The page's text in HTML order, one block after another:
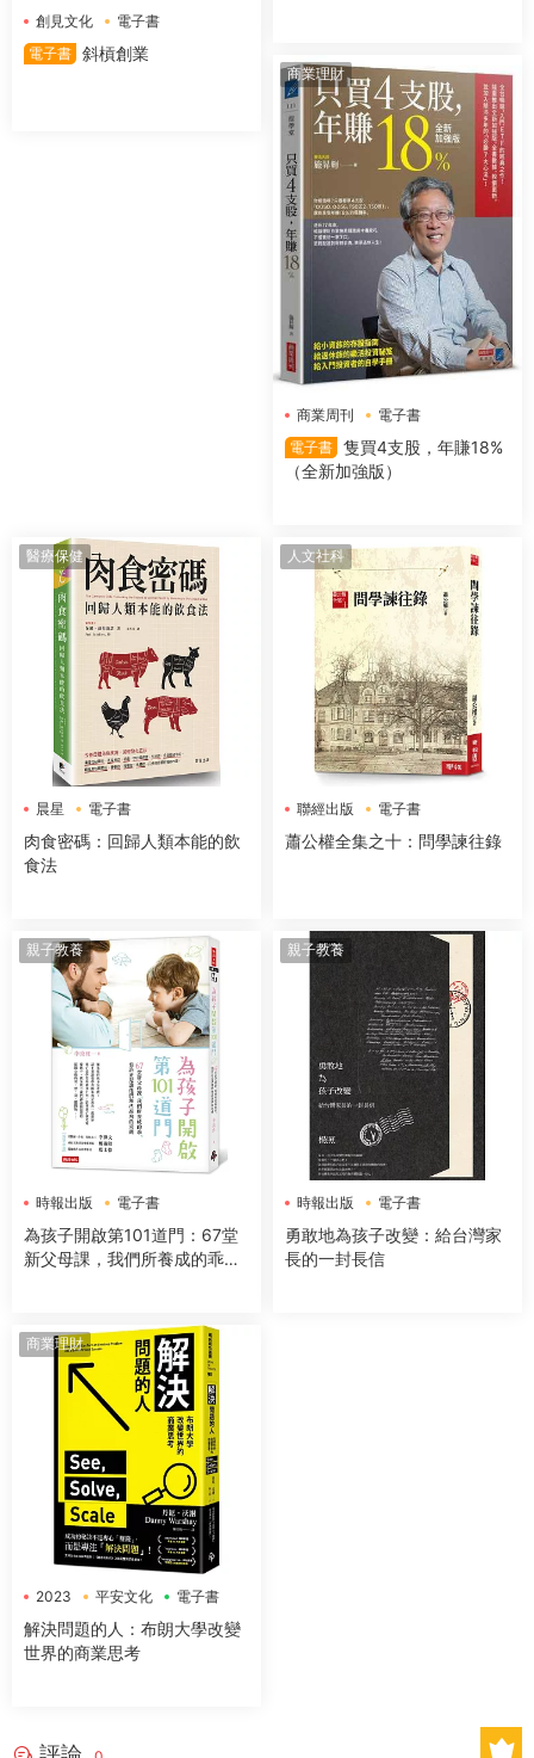
創見文化
電子書
電子書 斜槓創業
商業理財
商業周刊
電子書
電子書 隻買4支股，年賺18%
（全新加強版）
醫療保健
晨星 電子書
肉食密碼：回歸人類本能的飲
食法
人文社科
聯經出版 電子書
蕭公權全集之十：問學諫往錄
親子教養
時報出版 電子書
為孩子開啟第101道門：67堂
新父母課，我們所養成的乖，
親子教養
時報出版 電子書
勇敢地為孩子改變：給台灣家
長的一封長信
商業理財
2023 平安文化 電子書
解決問題的人：布朗大學改變
世界的商業思考